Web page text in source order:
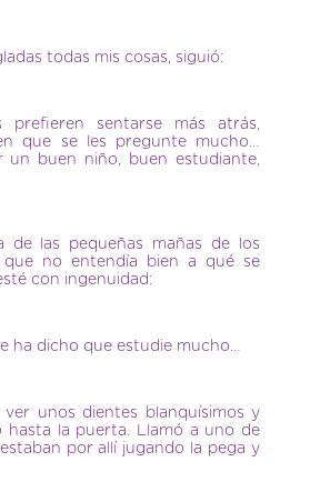
todas mis cosas, siguió:
sentarse más atrás,
que se les pregunte mucho…
un buen niño, buen estudiante,
de las pequeñas mañas de los
no entendía bien a qué se
con ingenuidad:
ha dicho que estudie mucho…
ver unos dientes blanquísimos y
hasta la puerta. Llamó a uno de
por allí jugando la pega y